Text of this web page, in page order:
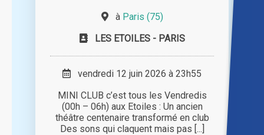
à Paris (75)
LES ETOILES - PARIS
vendredi 12 juin 2026 à 23h55
MINI CLUB c’est tous les Vendredis
(00h – 06h) aux Etoiles : Un ancien
théâtre centenaire transformé en club
Des sons qui claquent mais pas [...]